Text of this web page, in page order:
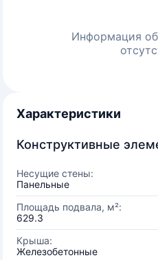
Информация
Характеристики
Конструктивные
Несущие стены:
Панельные
Площадь подвала, м²:
629.3
Крыша:
Железобетонные